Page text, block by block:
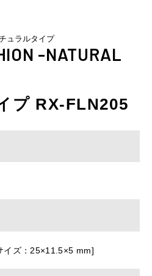
ュラルタイプ
-NATURAL
プ RX-FLN205
イズ：25×11.5×5 mm]